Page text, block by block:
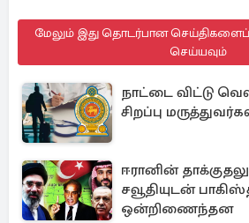
மேலும் இது தொடர்பான செய்திகளைப்
செய்யவும்
நாட்டை விட்டு
சிறப்பு
ஈரானின்
சவூதியுடன்
ஒன்றிணைந்தன